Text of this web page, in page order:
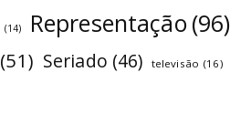
(14) Representação (96)
(51) Seriado (46) televisão (16)